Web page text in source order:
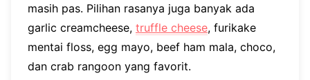
masih pas. Pilihan rasanya juga banyak ada
garlic creamcheese, truffle cheese, furikake
mentai floss, egg mayo, beef ham mala, choco,
dan crab rangoon yang favorit.